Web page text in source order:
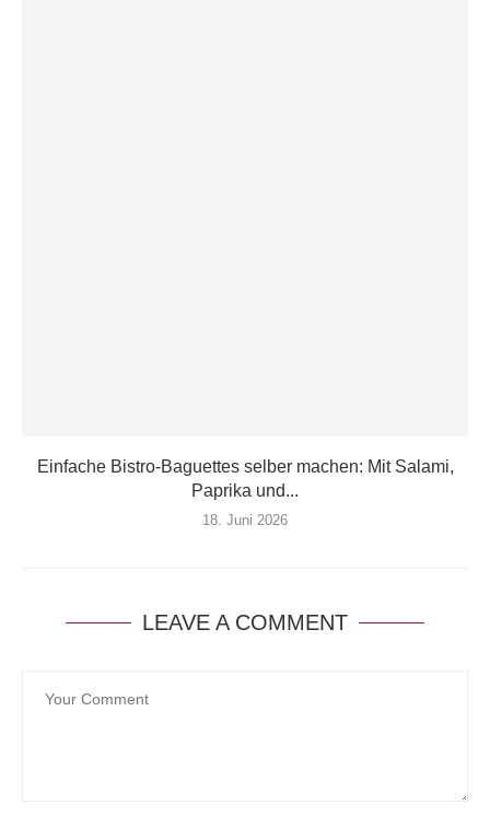
Einfache Bistro-Baguettes selber machen: Mit Salami,
Paprika und...
18. Juni 2026
LEAVE A COMMENT